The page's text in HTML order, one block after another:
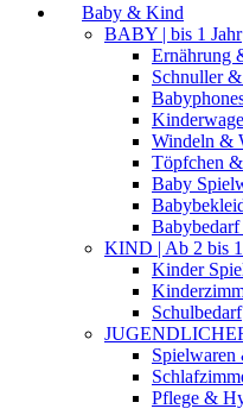
Baby & Kind
BABY | bis 1 Jahr
Ernährung
Schnuller
Windeln &
Töpfchen
Baby
KIND | Ab 2 bis
Kinder
Schulbedarf
Pflege &